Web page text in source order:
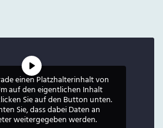
einen Platzhalterinhalt von
auf den eigentlichen Inhalt
Sie auf den Button unten.
Sie, dass dabei Daten an
weitergegeben werden.